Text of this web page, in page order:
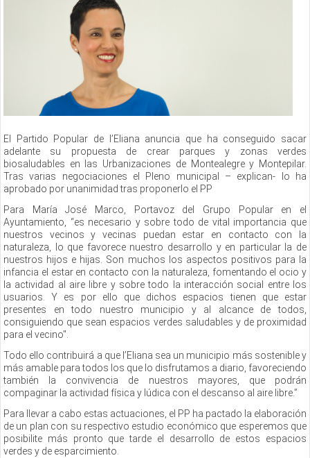
El Partido Popular de l’Eliana anuncia que ha conseguido sacar
adelante su propuesta de crear parques y zonas verdes
biosaludables en las Urbanizaciones de Montealegre y Montepilar.
Tras varias negociaciones el Pleno municipal – explican- lo ha
aprobado por unanimidad tras proponerlo el PP
Para María José Marco, Portavoz del Grupo Popular en el
Ayuntamiento, “es necesario y sobre todo de vital importancia que
nuestros vecinos y vecinas puedan estar en contacto con la
naturaleza, lo que favorece nuestro desarrollo y en particular la de
nuestros hijos e hijas. Son muchos los aspectos positivos para la
infancia el estar en contacto con la naturaleza, fomentando el ocio y
la actividad al aire libre y sobre todo la interacción social entre los
usuarios. Y es por ello que dichos espacios tienen que estar
presentes en todo nuestro municipio y al alcance de todos,
consiguiendo que sean espacios verdes saludables y de proximidad
para el vecino".
Todo ello contribuirá a que l’Eliana sea un municipio más sostenible y
más amable para todos los que lo disfrutamos a diario, favoreciendo
también la convivencia de nuestros mayores, que podrán
compaginar la actividad física y lúdica con el descanso al aire libre.”
Para llevar a cabo estas actuaciones, el PP ha pactado la elaboración
de un plan con su respectivo estudio económico que esperemos que
posibilite más pronto que tarde el desarrollo de estos espacios
verdes y de esparcimiento.